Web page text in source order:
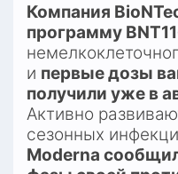
Компания
программу
и первые дозы
получили уже в
Активно
сезонных
Moderna